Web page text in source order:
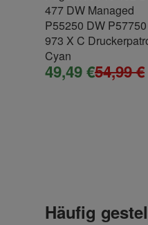
Fax
Ihre Frage
477 DW Managed
P55250 DW
973 X C
Cyan
49,49 €54,99 €
Häufig